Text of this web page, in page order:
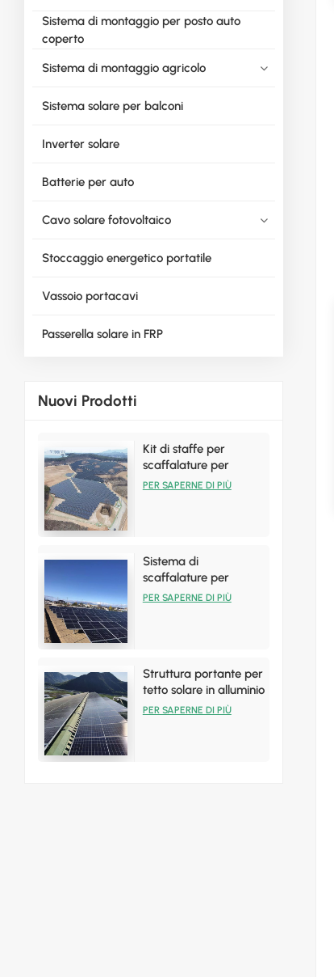
Sistema di montaggio per posto auto
coperto
Sistema di montaggio agricolo
Sistema solare per balconi
Inverter solare
Batterie per auto
Cavo solare fotovoltaico
Stoccaggio energetico portatile
Vassoio portacavi
Passerella solare in FRP
Nuovi Prodotti
Kit di staffe per
scaffalature per
installazione solare a
PER SAPERNE DI PIÙ
Sistema di
scaffalature per
pannelli solari in
PER SAPERNE DI PIÙ
Struttura portante per
tetto solare in alluminio
per installazioni su
PER SAPERNE DI PIÙ